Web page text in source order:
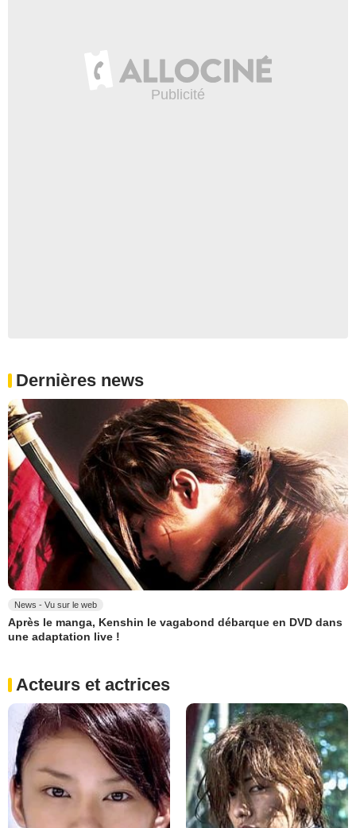
Dernières news
News - Vu sur le web
Après le manga, Kenshin le vagabond débarque en DVD dans
une adaptation live !
Acteurs et actrices